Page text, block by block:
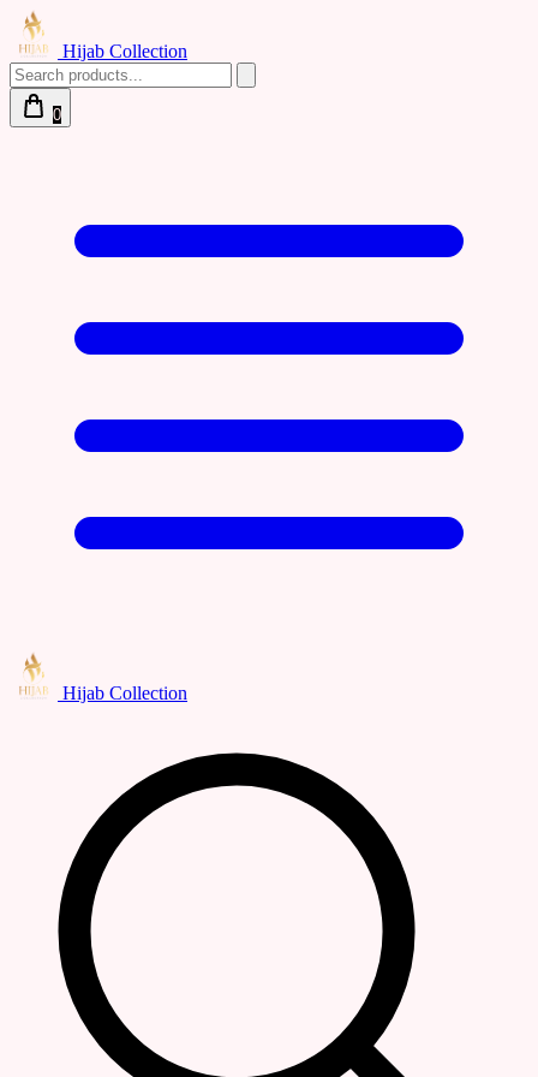
Hijab Collection
0
Hijab Collection